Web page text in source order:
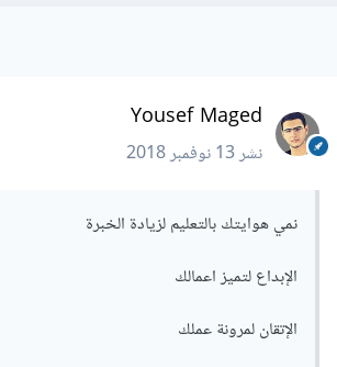
Yousef Maged
نشر13 نوفمبر 2018
نمي هوايتك بالتعليم لزيادة الخبرة
الإبداع لتميز اعمالك
الإتقان لمرونة عملك